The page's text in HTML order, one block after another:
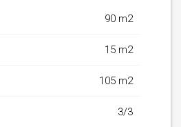
90 m2
15 m2
105 m2
3/3